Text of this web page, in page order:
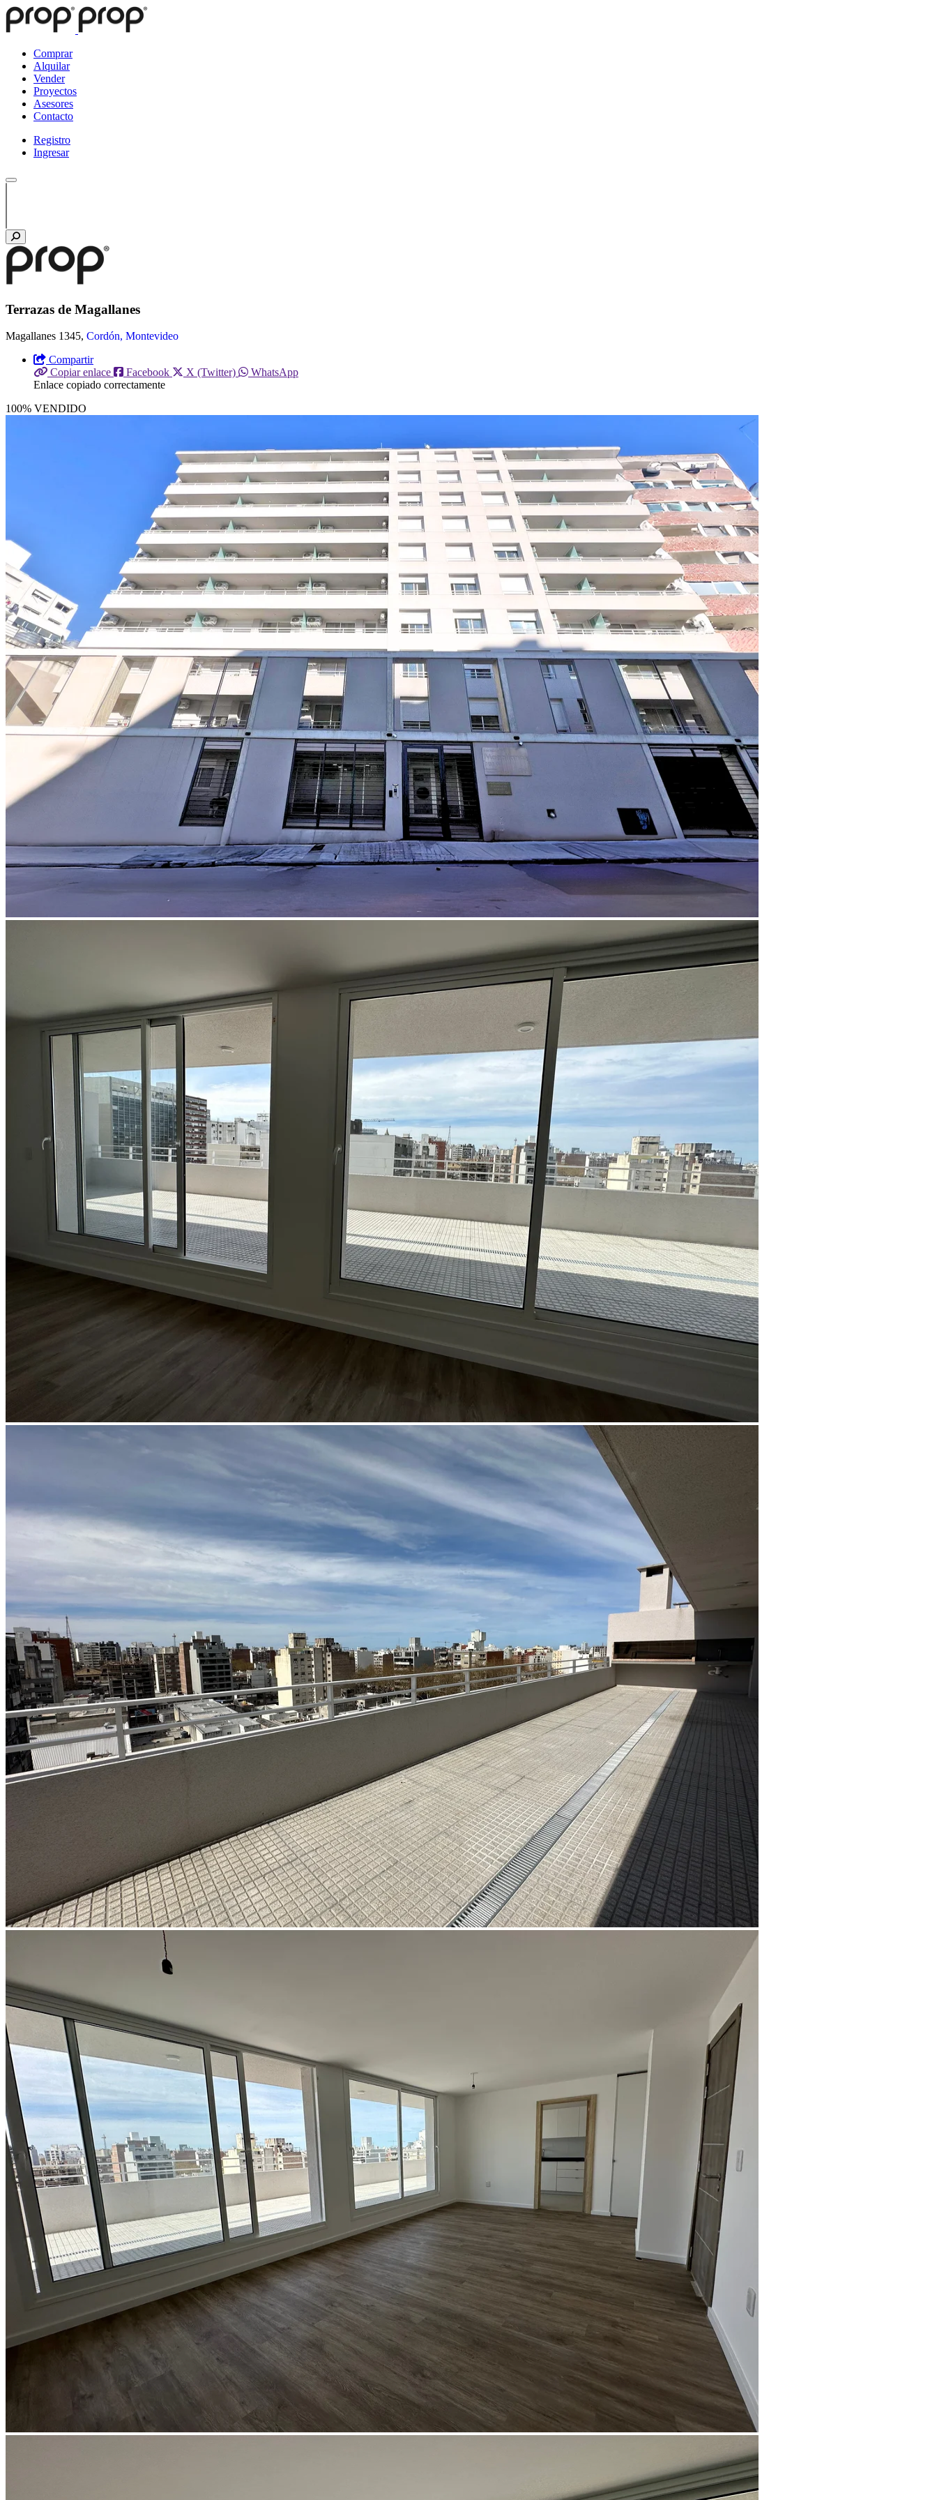
Comprar
Alquilar
Vender
Proyectos
Asesores
Contacto
Registro
Ingresar
Terrazas de Magallanes
Magallanes 1345, Cordón, Montevideo
Compartir
Copiar enlace
Facebook X (Twitter)
WhatsApp
Enlace copiado correctamente
100% VENDIDO